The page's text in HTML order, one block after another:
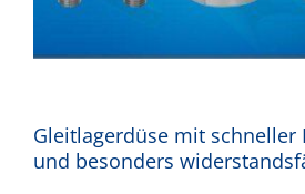
Gleitlagerdüse mit schneller
und besonders